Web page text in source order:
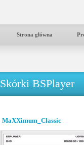
Strona główna
Skórki BSPlayer
MaXXimum_Classic